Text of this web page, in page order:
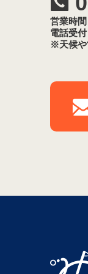
営業時
電話受
※天候や